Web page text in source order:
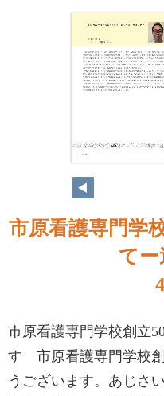
市原看護専門学
てー
市原看護専門学校創立
す 市原看護専門学校
うございます。あじさ